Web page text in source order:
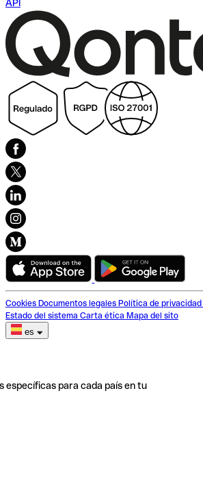
API
Cookies Documentos legales Política de privacidad
Estado del sistema Carta ética Mapa del sito
es
específicas para cada país en tu